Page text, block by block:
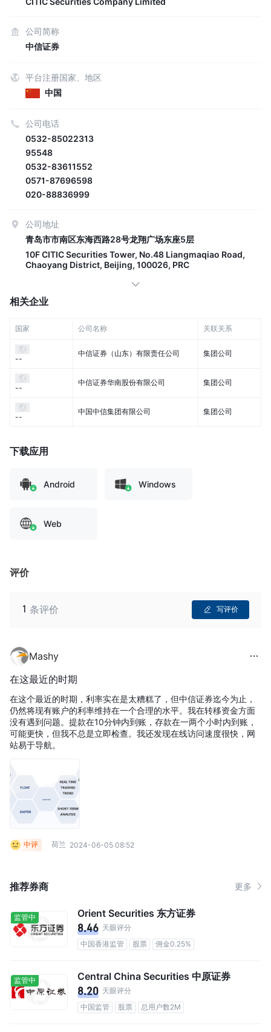
公司简称
中信证券
平台注册国家、地区
中国
公司电话
0532-85022313
95548
0532-83611552
0571-87696598
020-88836999
公司地址
青岛市市南区东海西路28号龙翔广场东座5层
10F CITIC Securities Tower, No.48 Liangmaqiao Road,
Chaoyang District, Beijing, 100026, PRC
相关企业
国家 公司名称 关联关系
--
中信证券（山东）有限责任公司 集团公司
--
中信证券华南股份有限公司 集团公司
--
中国中信集团有限公司 集团公司
下载应用
Android Windows
Web
评价
1 条评价 写评价
Mashy
在这最近的时期
在这个最近的时期，利率实在是太糟糕了，但中信证券迄今为止，
仍然将现有账户的利率维持在一个合理的水平。我在转移资金方面
没有遇到问题。提款在10分钟内到账，存款在一两个小时内到账，
可能更快，但我不总是立即检查。我还发现在线访问速度很快，网
站易于导航。
中评 荷兰 2024-06-05 08:52
推荐券商 更多
监管中 Orient Securities 东方证券
8.46 天眼评分
中国香港监管
股票 佣金0.25%
监管中 Central China Securities 中原证券
8.20 天眼评分
中国监管
股票 总用户数2M